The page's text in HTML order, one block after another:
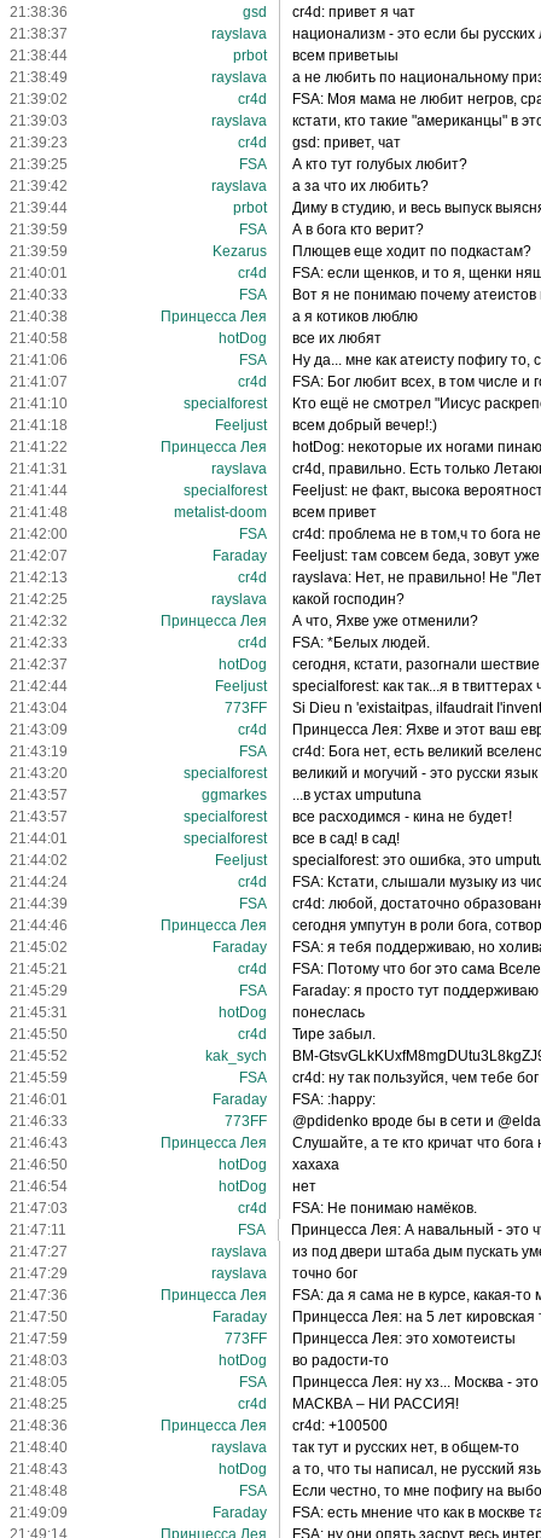
21:38:36
gsd
cr4d: привет я чат
21:38:37
rayslava
национализм - это если бы
21:38:44
prbot
всем приветыы
21:38:49
rayslava
а не любить по национальному
21:39:02
cr4d
FSA: Моя мама не любит негров,
21:39:03
rayslava
кстати, кто такие "американцы" в
21:39:23
cr4d
gsd: привет, чат
21:39:25
FSA
А кто тут голубых любит?
21:39:42
rayslava
а за что их любить?
21:39:44
prbot
Диму в студию, и весь выпуск
21:39:59
FSA
А в бога кто верит?
21:39:59
Kezarus
Плющев еще ходит по подкастам?
21:40:01
cr4d
FSA: если щенков, и то я, щенки
21:40:33
FSA
Вот я не понимаю почему
21:40:38
Принцесса Лея
а я котиков люблю
21:40:58
hotDog
все их любят
21:41:06
FSA
Ну да... мне как атеисту пофигу то,
21:41:07
cr4d
FSA: Бог любит всех, в том числе и
21:41:10
specialforest
Кто ещё не смотрел "Иисус
21:41:18
Feeljust
всем добрый вечер!:)
21:41:22
Принцесса Лея
hotDog: некоторые их ногами
21:41:31
rayslava
cr4d, правильно. Есть только
21:41:44
specialforest
Feeljust: не факт, высока
21:41:48
metalist-doom
всем привет
21:42:00
FSA
cr4d: проблема не в том,ч то бога
21:42:07
Faraday
Feeljust: там совсем беда, зовут
21:42:13
cr4d
rayslava: Нет, не правильно! Не
21:42:25
rayslava
какой господин?
21:42:32
Принцесса Лея
А что, Яхве уже отменили?
21:42:33
cr4d
FSA: *Белых людей.
21:42:37
hotDog
сегодня, кстати, разогнали
21:42:44
Feeljust
specialforest: как так...я в
21:43:04
773FF
Si Dieu n 'existaitpas, ilfaudrait
21:43:09
cr4d
Принцесса Лея: Яхве и этот ваш
21:43:19
FSA
cr4d: Бога нет, есть великий
21:43:20
specialforest
великий и могучий - это русски язык
21:43:57
ggmarkes
...в устах umputuna
21:43:57
specialforest
все расходимся - кина не будет!
21:44:01
specialforest
все в сад! в сад!
21:44:02
Feeljust
specialforest: это ошибка, это
21:44:24
cr4d
FSA: Кстати, слышали музыку из
21:44:39
FSA
cr4d: любой, достаточно
21:44:46
Принцесса Лея
сегодня умпутун в роли бога,
21:45:02
Faraday
FSA: я тебя поддерживаю, но
21:45:21
cr4d
FSA: Потому что бог это сама
21:45:29
FSA
Faraday: я просто тут
21:45:31
hotDog
понеслась
21:45:50
cr4d
Тире забыл.
21:45:52
kak_sych
BM-
21:45:59
FSA
cr4d: ну так пользуйся, чем тебе
21:46:01
Faraday
FSA: :happy:
21:46:33
773FF
@pdidenko вроде бы в сети и
21:46:43
Принцесса Лея
Слушайте, а те кто кричат что
21:46:50
hotDog
хахаха
21:46:54
hotDog
нет
21:47:03
cr4d
FSA: Не понимаю намёков.
21:47:11
FSA
Принцесса Лея: А навальный - это
21:47:27
rayslava
из под двери штаба дым пускать
21:47:29
rayslava
точно бог
21:47:36
Принцесса Лея
FSA: да я сама не в курсе, какая-то
21:47:50
Faraday
Принцесса Лея: на 5 лет кировская
21:47:59
773FF
Принцесса Лея: это хомотеисты
21:48:03
hotDog
во радости-то
21:48:05
FSA
Принцесса Лея: ну хз... Москва -
21:48:25
cr4d
МАСКВА – НИ РАССИЯ!
21:48:36
Принцесса Лея
cr4d: +100500
21:48:40
rayslava
так тут и русских нет, в общем-то
21:48:43
hotDog
а то, что ты написал, не русский
21:48:48
FSA
Если честно, то мне пофигу на
21:49:09
Faraday
FSA: есть мнение что как в москве
21:49:14
Принцесса Лея FSA: ну они опять засрут весь